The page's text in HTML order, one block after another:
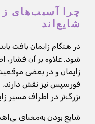
چرا آسیب‌های
شایع‌اند
در هنگام زایمان بافت
شود. علاوه بر آن فشار،
زایمان و در بعضی
فورسپس نیز نقش
بزرگ‌تر در اطراف مسیر
شایع بودن به‌معنای